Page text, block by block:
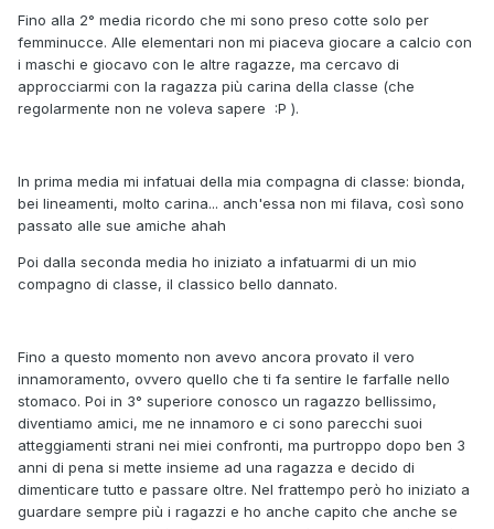
Fino alla 2° media ricordo che mi sono preso cotte solo per
femminucce. Alle elementari non mi piaceva giocare a calcio con
i maschi e giocavo con le altre ragazze, ma cercavo di
approcciarmi con la ragazza più carina della classe (che
regolarmente non ne voleva sapere :P ).
In prima media mi infatuai della mia compagna di classe: bionda,
bei lineamenti, molto carina... anch'essa non mi filava, così sono
passato alle sue amiche ahah
Poi dalla seconda media ho iniziato a infatuarmi di un mio
compagno di classe, il classico bello dannato.
Fino a questo momento non avevo ancora provato il vero
innamoramento, ovvero quello che ti fa sentire le farfalle nello
stomaco. Poi in 3° superiore conosco un ragazzo bellissimo,
diventiamo amici, me ne innamoro e ci sono parecchi suoi
atteggiamenti strani nei miei confronti, ma purtroppo dopo ben 3
anni di pena si mette insieme ad una ragazza e decido di
dimenticare tutto e passare oltre. Nel frattempo però ho iniziato a
guardare sempre più i ragazzi e ho anche capito che anche se